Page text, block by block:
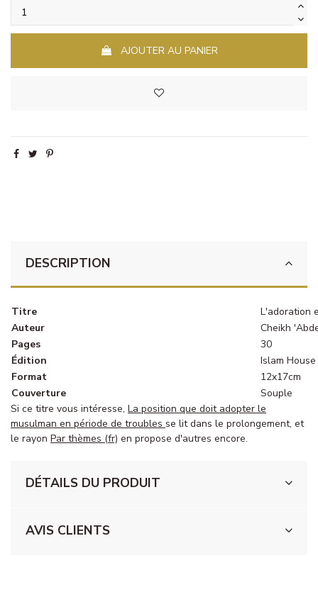
AJOUTER AU PANIER
DESCRIPTION
Titre
L'adoration
Auteur
Cheikh
Pages
30
Édition
Islam House
Format
12x17cm
Couverture
Souple
Si ce titre vous intéresse, La position que doit adopter le
musulman en période de troubles se lit dans le prolongement, et
le rayon Par thèmes (fr) en propose d'autres encore.
DÉTAILS DU PRODUIT
AVIS CLIENTS